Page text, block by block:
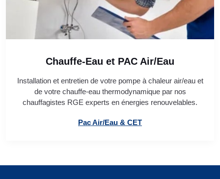
Chauffe-Eau et PAC Air/Eau
Installation et entretien de votre pompe à chaleur air/eau et
de votre chauffe-eau thermodynamique par nos
chauffagistes RGE experts en énergies renouvelables.
Pac Air/Eau & CET